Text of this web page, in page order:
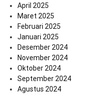
April 2025
Maret 2025
Februari 2025
Januari 2025
Desember 2024
November 2024
Oktober 2024
September 2024
Agustus 2024